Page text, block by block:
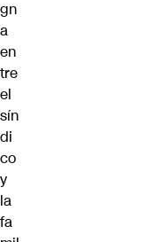
gn
a
en
tre
el
sín
di
co
y
la
fa